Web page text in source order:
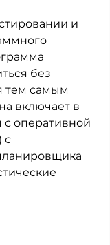
и
без
тем самым
включает в
оперативной
с